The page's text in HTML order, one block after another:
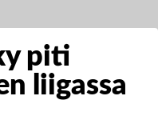
piti
liigassa